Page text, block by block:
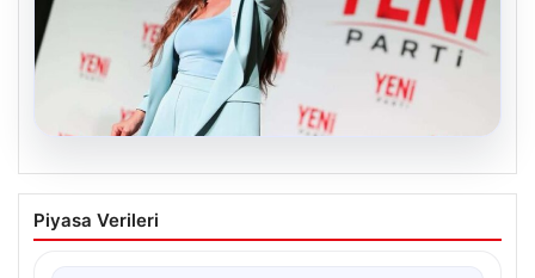
05.08.2026
FED faiz kararı ne zaman açıklanacak?
Piyasa Verileri